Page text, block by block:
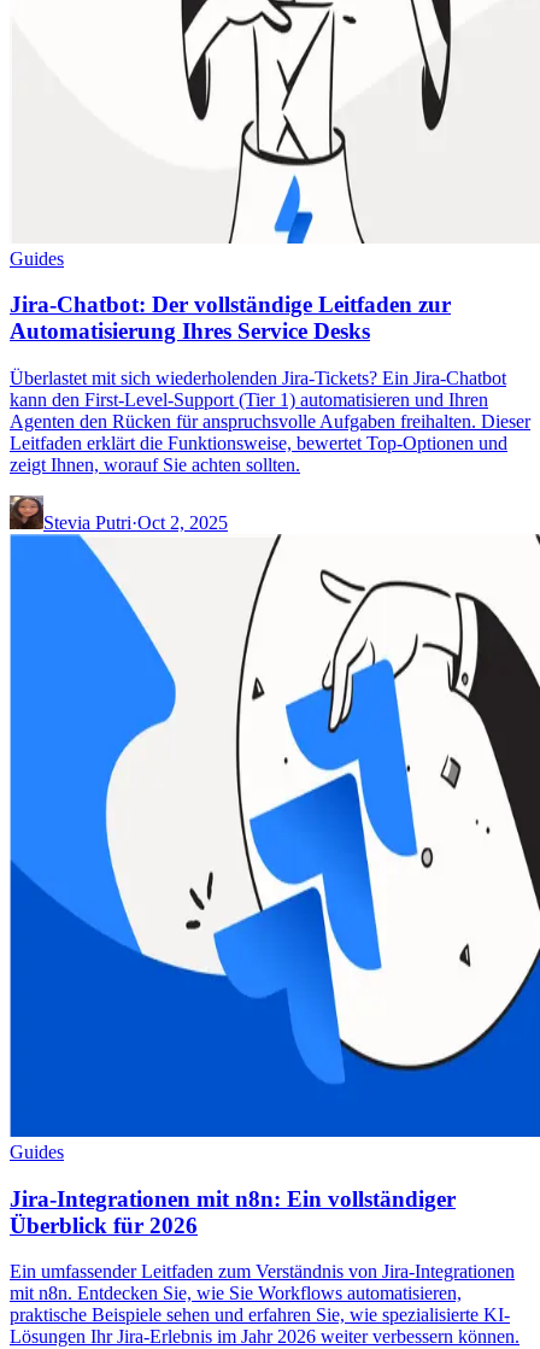
Guides
Jira-Chatbot: Der vollständige Leitfaden zur
Automatisierung Ihres Service Desks
Überlastet mit sich wiederholenden Jira-Tickets? Ein Jira-Chatbot
kann den First-Level-Support (Tier 1) automatisieren und Ihren
Agenten den Rücken für anspruchsvolle Aufgaben freihalten. Dieser
Leitfaden erklärt die Funktionsweise, bewertet Top-Optionen und
zeigt Ihnen, worauf Sie achten sollten.
Stevia Putri·Oct 2, 2025
Guides
Jira-Integrationen mit n8n: Ein vollständiger
Überblick für 2026
Ein umfassender Leitfaden zum Verständnis von Jira-Integrationen
mit n8n. Entdecken Sie, wie Sie Workflows automatisieren,
praktische Beispiele sehen und erfahren Sie, wie spezialisierte KI-
Lösungen Ihr Jira-Erlebnis im Jahr 2026 weiter verbessern können.